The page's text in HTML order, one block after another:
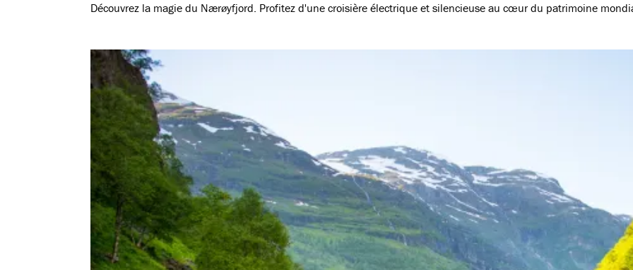
Découvrez la magie du Nærøyfjord. Profitez d'une croisière électrique et silencieuse au cœur du patrimoine